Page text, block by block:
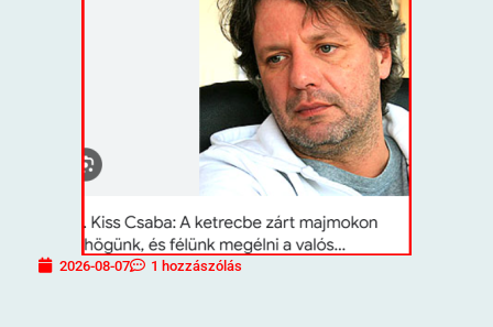
2026-08-07 1 hozzászólás